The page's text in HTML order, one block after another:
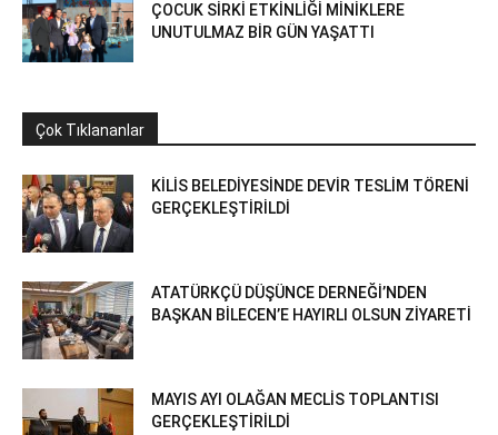
ÇOCUK SİRKİ ETKİNLİĞİ MİNİKLERE
UNUTULMAZ BİR GÜN YAŞATTI
Çok Tıklananlar
KİLİS BELEDİYESİNDE DEVİR TESLİM TÖRENİ
GERÇEKLEŞTİRİLDİ
ATATÜRKÇÜ DÜŞÜNCE DERNEĞİ’NDEN
BAŞKAN BİLECEN’E HAYIRLI OLSUN ZİYARETİ
MAYIS AYI OLAĞAN MECLİS TOPLANTISI
GERÇEKLEŞTİRİLDİ